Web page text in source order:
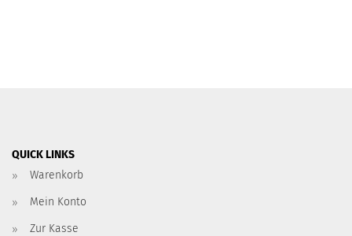
QUICK LINKS
Warenkorb
Mein Konto
Zur Kasse